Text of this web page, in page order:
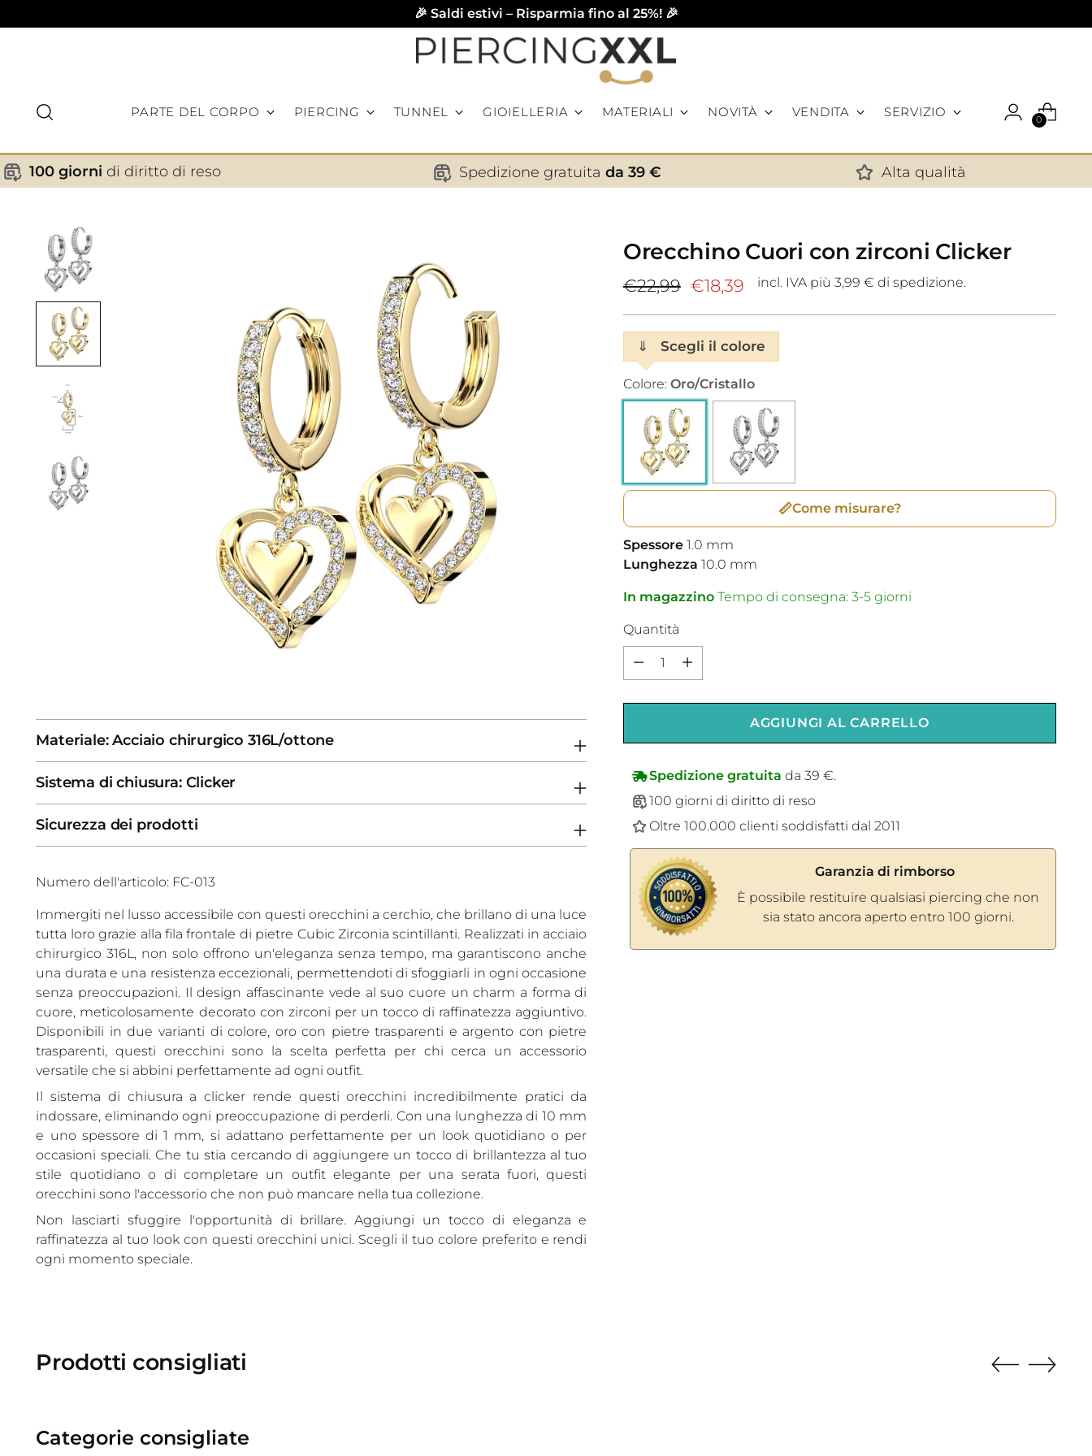
🎉 Saldi estivi – Risparmia fino al 25%! 🎉
PARTE DEL CORPO PIERCING TUNNEL GIOIELLERIA MATERIALI NOVITÀ VENDITA SERVIZIO
0
✕
100 giorni di diritto di reso Spedizione gratuita da 39 € Alta qualità
Materiale: Acciaio chirurgico 316L/ottone
Sistema di chiusura: Clicker
Sicurezza dei prodotti
Numero dell'articolo: FC-013
Immergiti nel lusso accessibile con questi orecchini a cerchio, che brillano di una luce
tutta loro grazie alla fila frontale di pietre Cubic Zirconia scintillanti. Realizzati in acciaio
chirurgico 316L, non solo offrono un'eleganza senza tempo, ma garantiscono anche
una durata e una resistenza eccezionali, permettendoti di sfoggiarli in ogni occasione
senza preoccupazioni. Il design affascinante vede al suo cuore un charm a forma di
cuore, meticolosamente decorato con zirconi per un tocco di raffinatezza aggiuntivo.
Disponibili in due varianti di colore, oro con pietre trasparenti e argento con pietre
trasparenti, questi orecchini sono la scelta perfetta per chi cerca un accessorio
versatile che si abbini perfettamente ad ogni outfit.
Il sistema di chiusura a clicker rende questi orecchini incredibilmente pratici da
indossare, eliminando ogni preoccupazione di perderli. Con una lunghezza di 10 mm
e uno spessore di 1 mm, si adattano perfettamente per un look quotidiano o per
occasioni speciali. Che tu stia cercando di aggiungere un tocco di brillantezza al tuo
stile quotidiano o di completare un outfit elegante per una serata fuori, questi
orecchini sono l'accessorio che non può mancare nella tua collezione.
Non lasciarti sfuggire l'opportunità di brillare. Aggiungi un tocco di eleganza e
raffinatezza al tuo look con questi orecchini unici. Scegli il tuo colore preferito e rendi
ogni momento speciale.
Orecchino Cuori con zirconi Clicker
Prezzo
listino
€22,99 €18,39 incl. IVA più 3,99 € di spedizione.
⇓ Scegli il colore
Colore: Oro/Cristallo
📏Come misurare?
Spessore 1.0 mm
Lunghezza 10.0 mm
In magazzinoTempo di consegna: 3-5 giorni
Quantità
Quantità
AGGIUNGI AL CARRELLO
Spedizione gratuita da 39 €.
100 giorni di diritto di reso
Oltre 100.000 clienti soddisfatti dal 2011
Garanzia di rimborso
È possibile restituire qualsiasi piercing che non
sia stato ancora aperto entro 100 giorni.
Prodotti consigliati
Categorie consigliate